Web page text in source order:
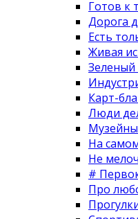
Готов к
Дорога
Есть
Живая
Зеленый
Карт-
Люди
На
Не
#
Про